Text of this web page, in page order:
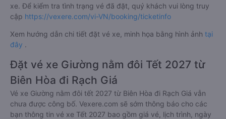
xe. Để kiểm tra tình trạng vé đã đặt, quý khách vui lòng truy
cập https://vexere.com/vi-VN/booking/ticketinfo
Xem hướng dẫn chi tiết đặt vé xe, minh họa bằng hình ảnh tại
đây .
Đặt vé xe Giường nằm đôi Tết 2027 từ
Biên Hòa đi Rạch Giá
Vé xe Giường nằm đôi tết 2027 từ Biên Hòa đi Rạch Giá vẫn
chưa được công bố. Vexere.com sẽ sớm thông báo cho các
bạn thông tin vé xe Tết 2027 bao gồm giá vé, lịch trình, ngày